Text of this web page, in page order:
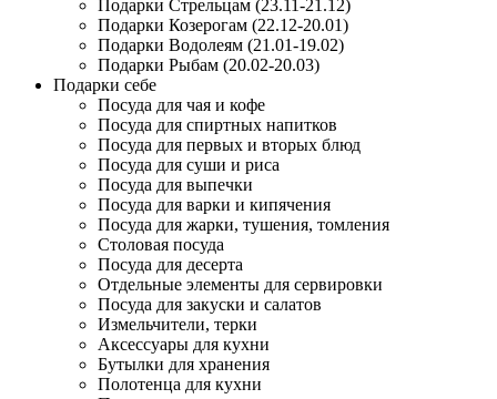
Подарки Стрельцам (23.11-21.12)
Подарки Козерогам (22.12-20.01)
Подарки Водолеям (21.01-19.02)
Подарки Рыбам (20.02-20.03)
Подарки себе
Посуда для чая и кофе
Посуда для спиртных напитков
Посуда для первых и вторых блюд
Посуда для суши и риса
Посуда для выпечки
Посуда для варки и кипячения
Посуда для жарки, тушения, томления
Столовая посуда
Посуда для десерта
Отдельные элементы для сервировки
Посуда для закуски и салатов
Измельчители, терки
Аксессуары для кухни
Бутылки для хранения
Полотенца для кухни